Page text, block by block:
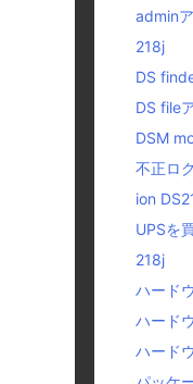
admin
218j
DS
DS file
DSM
不正ロ
ion
UPSを
218j
ハード
ハード
ハード